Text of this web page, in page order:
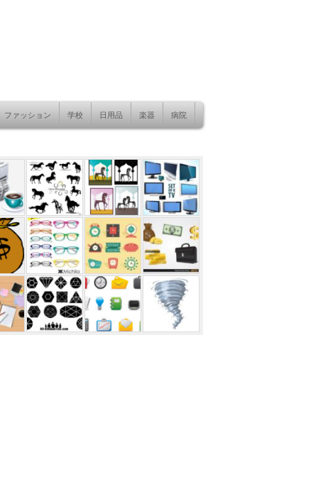
ファッション 学校 日用品 楽器 病院